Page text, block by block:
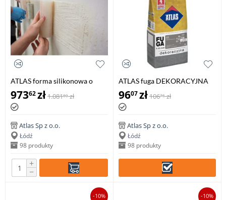
ATLAS forma silikonowa o
fakturze drewna, 20 cm x 2 mb
97362zł1.08180 zł
Atlas Sp z o.o.
Łódź
98 produkty
+
−
ATLAS fuga DEKORACYJNA
2kg, 1-15mm, z brokatem
9607zł10675 zł
Atlas Sp z o.o.
Łódź
98 produkty
-10% -10%